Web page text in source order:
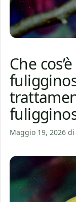
Che
Maggio 19, 2026 di